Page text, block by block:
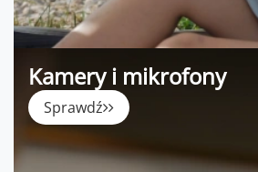
Kamery i mikrofony
Sprawdź